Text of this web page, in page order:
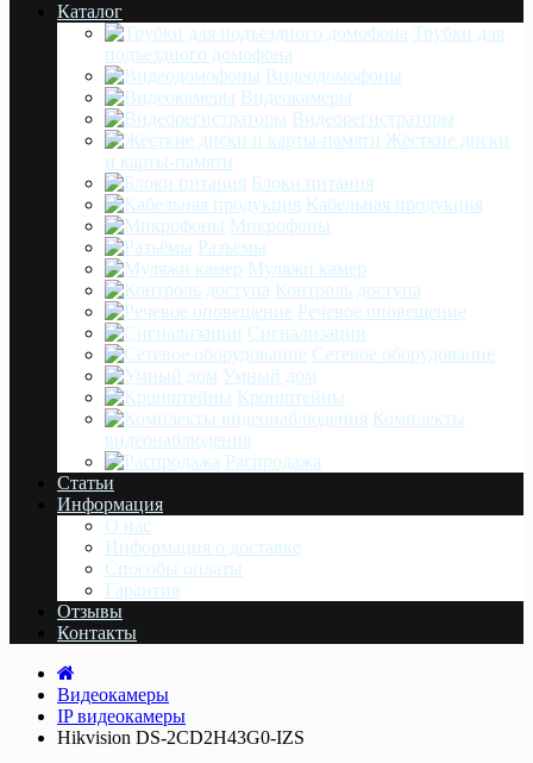
Каталог
Трубки для
подъездного домофона
Видеодомофоны
Видеокамеры
Видеорегистраторы
Жёсткие диски
и карты-памяти
Блоки питания
Кабельная продукция
Микрофоны
Разъёмы
Муляжи камер
Контроль доступа
Речевое оповещение
Сигнализации
Сетевое оборудование
Умный дом
Кронштейны
Комплекты
видеонаблюдения
Распродажа
Статьи
Информация
О нас
Информация о доставке
Cпособы оплаты
Гарантия
Отзывы
Контакты
Видеокамеры
IP видеокамеры
Hikvision DS-2CD2H43G0-IZS